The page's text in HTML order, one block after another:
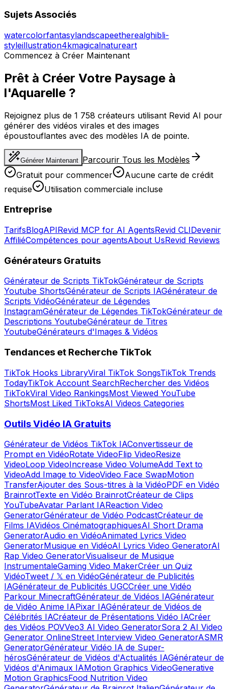
Sujets Associés
watercolorfantasylandscapeetherealghibli-
styleillustration4kmagicalnatureart
Commencez à Créer Maintenant
Prêt à Créer Votre Paysage à
l'Aquarelle ?
Rejoignez plus de 1 758 créateurs utilisant Revid AI pour
générer des vidéos virales et des images
époustouflantes avec des modèles IA de pointe.
Générer Maintenant Parcourir Tous les Modèles
Gratuit pour commencer
Aucune carte de crédit
requise
Utilisation commerciale incluse
Entreprise
TarifsBlogAPIRevid MCP for AI AgentsRevid CLIDevenir
AffiliéCompétences pour agentsAbout UsRevid Reviews
Générateurs Gratuits
Générateur de Scripts TikTokGénérateur de Scripts
Youtube ShortsGénérateur de Scripts IAGénérateur de
Scripts VidéoGénérateur de Légendes
InstagramGénérateur de Légendes TikTokGénérateur de
Descriptions YoutubeGénérateur de Titres
YoutubeGénérateurs d'Images & Vidéos
Tendances et Recherche TikTok
TikTok Hooks LibraryViral TikTok SongsTikTok Trends
TodayTikTok Account SearchRechercher des Vidéos
TikTokViral Video RankingsMost Viewed YouTube
ShortsMost Liked TikToksAI Videos Categories
Outils Vidéo IA Gratuits
Générateur de Vidéos TikTok IAConvertisseur de
Prompt en VidéoRotate VideoFlip VideoResize
VideoLoop VideoIncrease Video VolumeAdd Text to
VideoAdd Image to VideoVideo Face SwapMotion
TransferAjouter des Sous-titres à la VidéoPDF en Vidéo
BrainrotTexte en Vidéo BrainrotCréateur de Clips
YouTubeAvatar Parlant IAReaction Video
GeneratorGénérateur de Vidéo PodcastCréateur de
Films IAVidéos CinématographiquesAI Short Drama
GeneratorAudio en VidéoAnimated Lyrics Video
GeneratorMusique en VidéoAI Lyrics Video GeneratorAI
Rap Video GeneratorVisualiseur de Musique
InstrumentaleGaming Video MakerCréer un Quiz
VidéoTweet / 𝕏 en VidéoGénérateur de Publicités
IAGénérateur de Publicités UGCCréer une Vidéo
Parkour MinecraftGénérateur de Vidéos IAGénérateur
de Vidéo Anime IAPixar IAGénérateur de Vidéos de
Célébrités IACréateur de Présentations Vidéo IACréer
des Vidéos POVVeo3 AI Video GeneratorSora 2 AI Video
Generator OnlineStreet Interview Video GeneratorASMR
GeneratorGénérateur Vidéo IA de Super-
hérosGénérateur de Vidéos d'Actualités IAGénérateur de
Vidéos d'Animaux IAMotion Graphics VideoGenerative
Motion GraphicsFood Nutrition Video